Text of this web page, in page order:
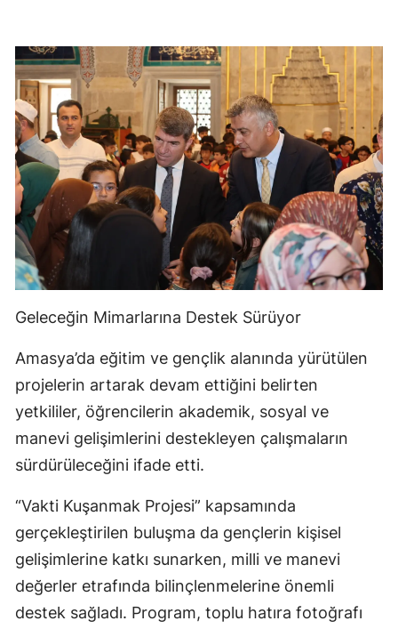
Geleceğin Mimarlarına Destek Sürüyor
Amasya’da eğitim ve gençlik alanında yürütülen
projelerin artarak devam ettiğini belirten
yetkililer, öğrencilerin akademik, sosyal ve
manevi gelişimlerini destekleyen çalışmaların
sürdürüleceğini ifade etti.
“Vakti Kuşanmak Projesi” kapsamında
gerçekleştirilen buluşma da gençlerin kişisel
gelişimlerine katkı sunarken, milli ve manevi
değerler etrafında bilinçlenmelerine önemli
destek sağladı. Program, toplu hatıra fotoğrafı